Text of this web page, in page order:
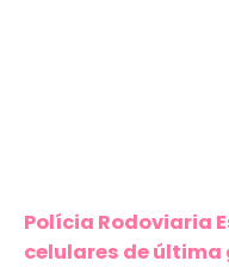
Polícia Rodoviaria
celulares de última